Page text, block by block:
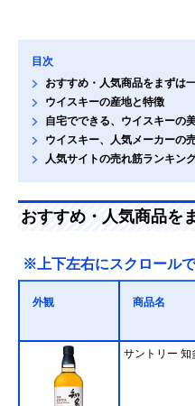
目次
おすすめ・人気商品をまずは
ウイスキーの産地と特徴
自宅でできる、ウイスキーの
ウイスキー、人気メーカーの
人気サイトの売れ筋ランキン
おすすめ・人気商品を
※上下左右にスクロール
外観 商品名
サントリー 知